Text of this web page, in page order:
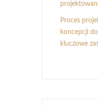
Proces
koncepcji
kluczowe